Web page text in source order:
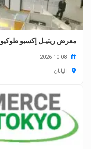
معرض ريتيـل إكسبو طوكيو 2026 – Retail Expo Tokyo
اليابان